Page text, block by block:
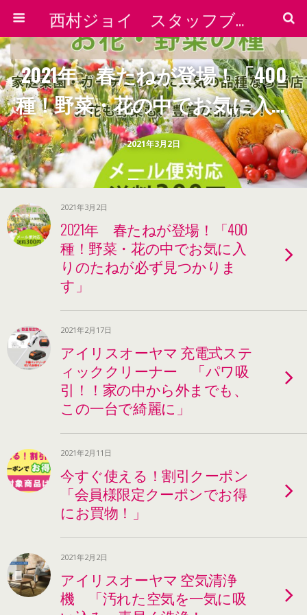
西村ジョイ スタッフブログ
2021年3月2日
2021年 春たねが登場！「400
種！野菜・花の中でお気に入り
のたねが必ず見つかります」
2021年3月2日
2021年 春たねが登場！「400
種！野菜・花の中でお気に入
りのたねが必ず見つかりま
す」
2021年2月17日
アイリスオーヤマ 充電式ステ
ィッククリーナー 「パワ吸
引！！家の中から外までも、
この一台で綺麗に」
2021年2月11日
今すぐ使える！割引クーポン
「会員様限定クーポンでお得
にお買物！」
2021年2月2日
アイリスオーヤマ 空気清浄
機 「汚れた空気を一気に吸